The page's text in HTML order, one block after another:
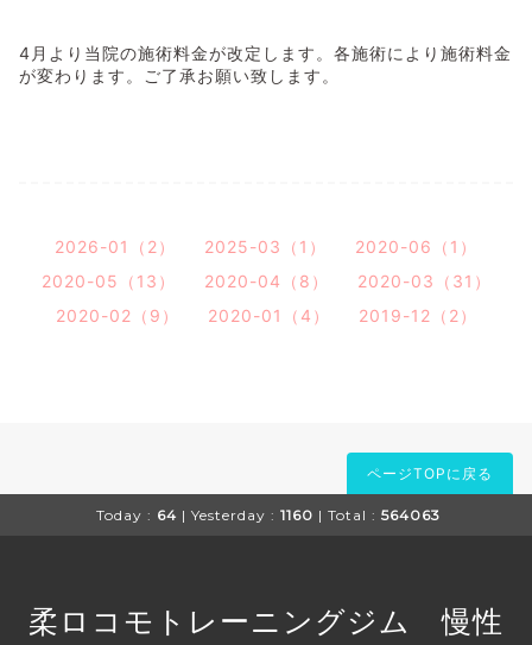
4月より当院の施術料金が改定します。各施術により施術料金
が変わります。ご了承お願い致します。
2026-01（2） 2025-03（1）
2020-06（1）
2020-05（13）
2020-04（8）
2020-03（31）
2020-02（9）
2020-01（4） 2019-12（2）
ページTOPに戻る
Today : 64 | Yesterday : 1160 | Total : 564063
柔ロコモトレーニングジム 慢性